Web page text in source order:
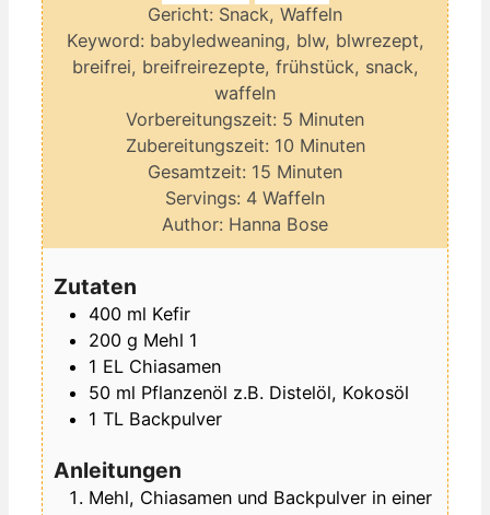
Gericht: Snack, Waffeln
Keyword: babyledweaning, blw, blwrezept,
breifrei, breifreirezepte, frühstück, snack,
waffeln
Vorbereitungszeit: 5 Minuten
Minuten
Zubereitungszeit: 10Minuten
Minuten
Gesamtzeit: 15 Minuten
Minuten
Servings: 4 Waffeln
Author: Hanna Bose
Zutaten
400 ml Kefir
200 g Mehl 1
1 EL Chiasamen
50 ml Pflanzenöl z.B. Distelöl, Kokosöl
1 TL Backpulver
Anleitungen
Mehl, Chiasamen und Backpulver in einer